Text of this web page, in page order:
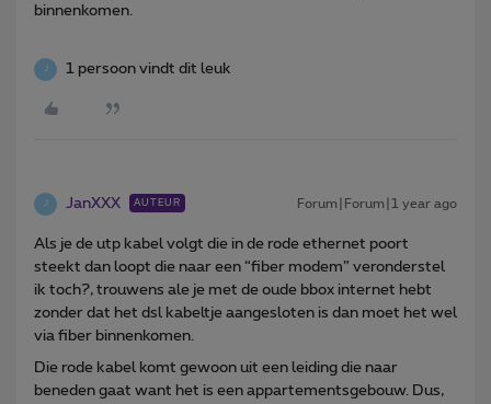
binnenkomen.
J 1 persoon vindt dit leuk
J JanXXX AUTEUR Forum|Forum|1 year ago
Als je de utp kabel volgt die in de rode ethernet poort
steekt dan loopt die naar een “fiber modem” veronderstel
ik toch?, trouwens ale je met de oude bbox internet hebt
zonder dat het dsl kabeltje aangesloten is dan moet het wel
via fiber binnenkomen.
Die rode kabel komt gewoon uit een leiding die naar
beneden gaat want het is een appartementsgebouw. Dus,